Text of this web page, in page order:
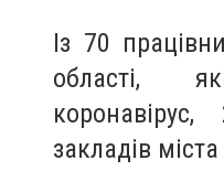
Із 70
області,
закладів